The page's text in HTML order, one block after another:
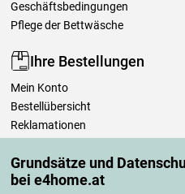
Grundsätze und
bei e4home.at
Geschäftsbedingungen
Pflege der Bettwäsche
Ihre Bestellungen
Mein Konto
Bestellübersicht
Reklamationen
Einfach mehr wissen
Richtlinien zur Verarbeitung von